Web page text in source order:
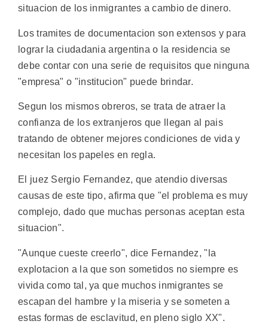
situacion de los inmigrantes a cambio de dinero.
Los tramites de documentacion son extensos y para
lograr la ciudadania argentina o la residencia se
debe contar con una serie de requisitos que ninguna
"empresa" o "institucion" puede brindar.
Segun los mismos obreros, se trata de atraer la
confianza de los extranjeros que llegan al pais
tratando de obtener mejores condiciones de vida y
necesitan los papeles en regla.
El juez Sergio Fernandez, que atendio diversas
causas de este tipo, afirma que "el problema es muy
complejo, dado que muchas personas aceptan esta
situacion".
"Aunque cueste creerlo", dice Fernandez, "la
explotacion a la que son sometidos no siempre es
vivida como tal, ya que muchos inmigrantes se
escapan del hambre y la miseria y se someten a
estas formas de esclavitud, en pleno siglo XX".